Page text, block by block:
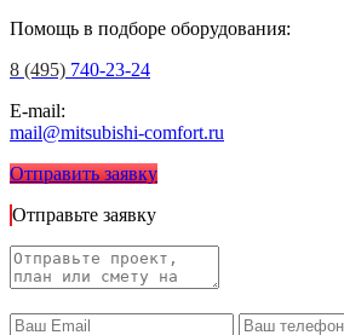
Помощь в подборе оборудования:
8 (495) 740-23-24
E-mail:
mail@mitsubishi-comfort.ru
Отправить заявку
Отправьте заявку